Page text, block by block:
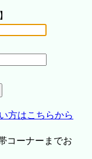
方はこちらから
コーナーまでお